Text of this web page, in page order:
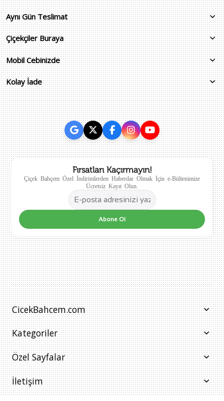
Aynı Gün Teslimat
Çiçekçiler Buraya
Mobil Cebinizde
Kolay İade
Fırsatları Kaçırmayın!
Çiçek Bahçem Özel İndirimlerden Haberdar Olmak İçin e-Bültenimize
Ücretsiz Kayıt Olun.
Abone Ol
CicekBahcem.com
Kategoriler
Özel Sayfalar
İletişim